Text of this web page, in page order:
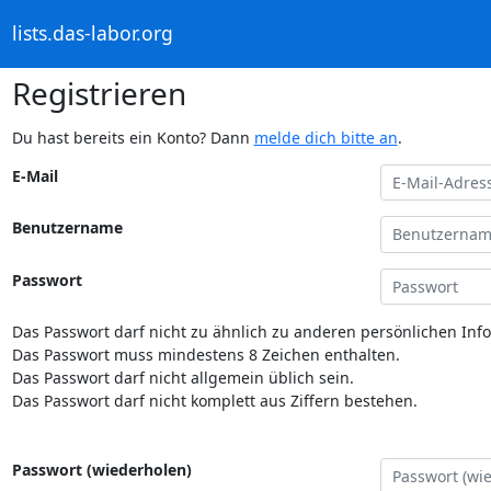
lists.das-labor.org
Registrieren
Du hast bereits ein Konto? Dann melde dich bitte an.
E-Mail
Benutzername
Passwort
Das Passwort darf nicht zu ähnlich zu anderen persönlichen
Das Passwort muss mindestens 8 Zeichen enthalten.
Das Passwort darf nicht allgemein üblich sein.
Das Passwort darf nicht komplett aus Ziffern bestehen.
Passwort (wiederholen)